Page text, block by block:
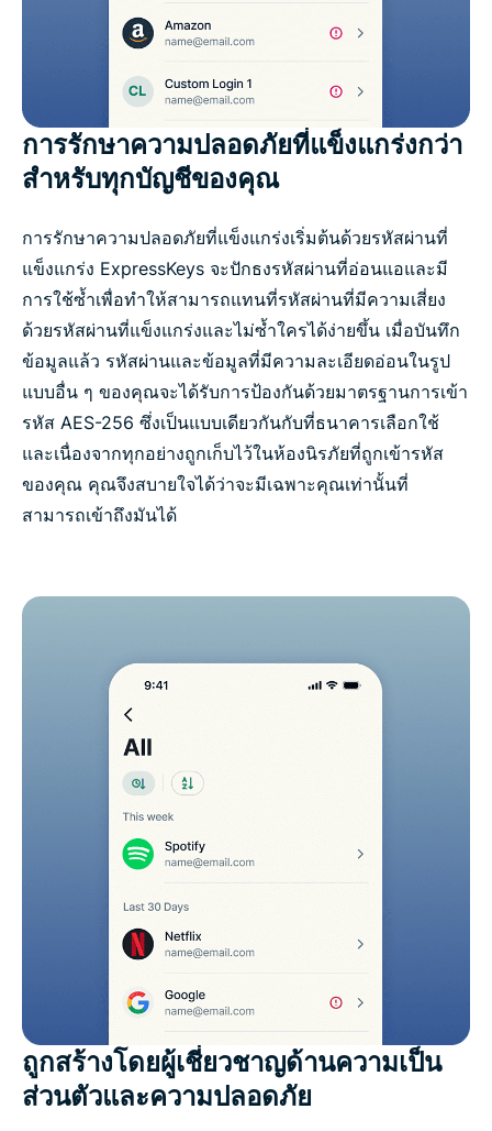
การรักษาความปลอดภัยที่แข็งแกร่งกว่า
สำหรับทุกบัญชีของคุณ
การรักษาความปลอดภัยที่แข็งแกร่งเริ่มต้นด้วยรหัสผ่านที่
แข็งแกร่ง ExpressKeys จะปักธงรหัสผ่านที่อ่อนแอและมี
การใช้ซ้ำเพื่อทำให้สามารถแทนที่รหัสผ่านที่มีความเสี่ยง
ด้วยรหัสผ่านที่แข็งแกร่งและไม่ซ้ำใครได้ง่ายขึ้น เมื่อบันทึก
ข้อมูลแล้ว รหัสผ่านและข้อมูลที่มีความละเอียดอ่อนในรูป
แบบอื่น ๆ ของคุณจะได้รับการป้องกันด้วยมาตรฐานการเข้า
รหัส AES-256 ซึ่งเป็นแบบเดียวกันกับที่ธนาคารเลือกใช้
และเนื่องจากทุกอย่างถูกเก็บไว้ในห้องนิรภัยที่ถูกเข้ารหัส
ของคุณ คุณจึงสบายใจได้ว่าจะมีเฉพาะคุณเท่านั้นที่
สามารถเข้าถึงมันได้
ถูกสร้างโดยผู้เชี่ยวชาญด้านความเป็น
ส่วนตัวและความปลอดภัย